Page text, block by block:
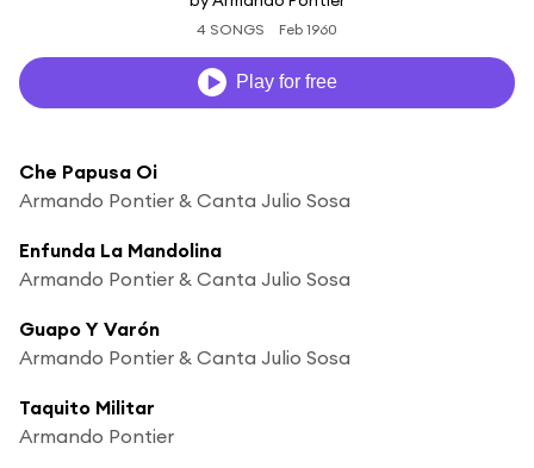
4 SONGS Feb 1960
Play for free
Che Papusa Oi
Armando Pontier & Canta Julio Sosa
Enfunda La Mandolina
Armando Pontier & Canta Julio Sosa
Guapo Y Varón
Armando Pontier & Canta Julio Sosa
Taquito Militar
Armando Pontier